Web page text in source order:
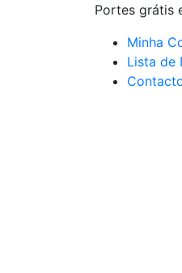
Portes grátis
Minha
Lista de